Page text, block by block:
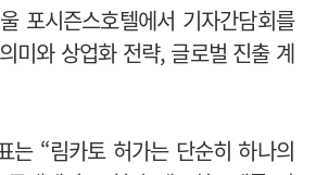
포시즌스호텔에서 기자간담회를
미와 상업화 전략, 글로벌 진출 계
는 “림카토 허가는 단순히 하나의